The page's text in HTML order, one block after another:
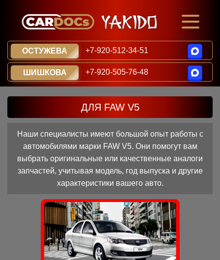
ОСТУЖЕВА +7-920-512-34-51
ШИШКОВА +7-920-505-76-48
ДЛЯ FAW V5
Наши специалисты имеют большой опыт работы с
автомобилями марки FAW V5. Они помогут вам
выбрать оригинальные или качественные аналоги
запчастей, учитывая модель, год выпуска и другие
характеристики вашего авто.